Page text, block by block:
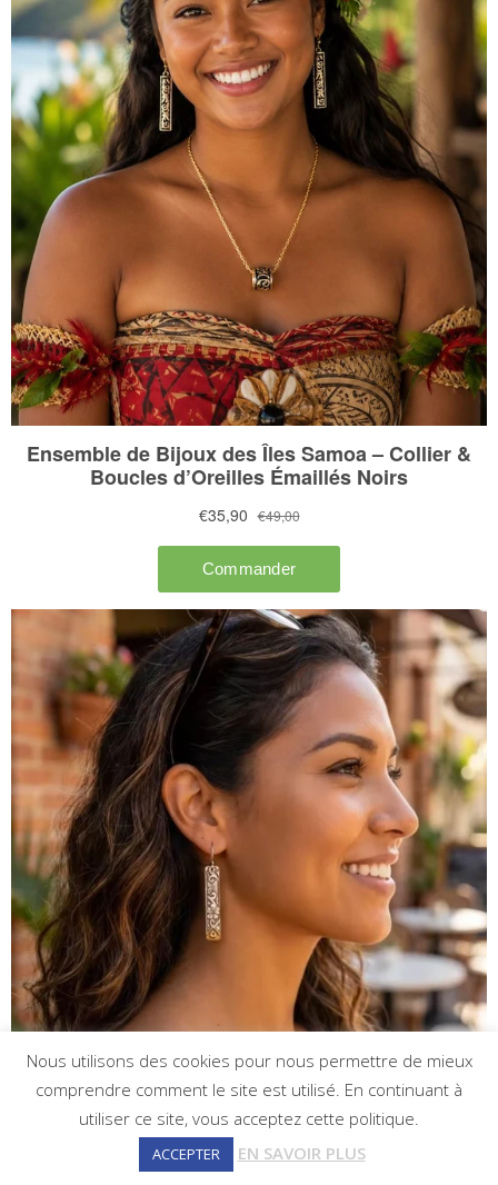
Nous utilisons des cookies pour nous permettre de mieux
comprendre comment le site est utilisé. En continuant à
utiliser ce site, vous acceptez cette politique.
ACCEPTER EN SAVOIR PLUS